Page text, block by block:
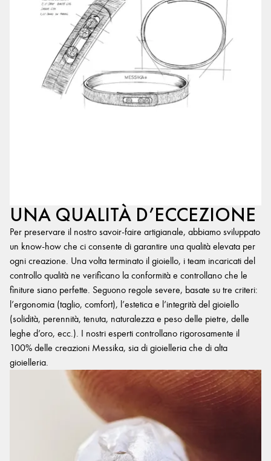
UNA QUALITÀ D’ECCEZIONE
Per preservare il nostro savoir-faire artigianale, abbiamo sviluppato
un know-how che ci consente di garantire una qualità elevata per
ogni creazione. Una volta terminato il gioiello, i team incaricati del
controllo qualità ne verificano la conformità e controllano che le
finiture siano perfette. Seguono regole severe, basate su tre criteri:
l’ergonomia (taglio, comfort), l’estetica e l’integrità del gioiello
(solidità, perennità, tenuta, naturalezza e peso delle pietre, delle
leghe d’oro, ecc.). I nostri esperti controllano rigorosamente il
100% delle creazioni Messika, sia di gioielleria che di alta
gioielleria.